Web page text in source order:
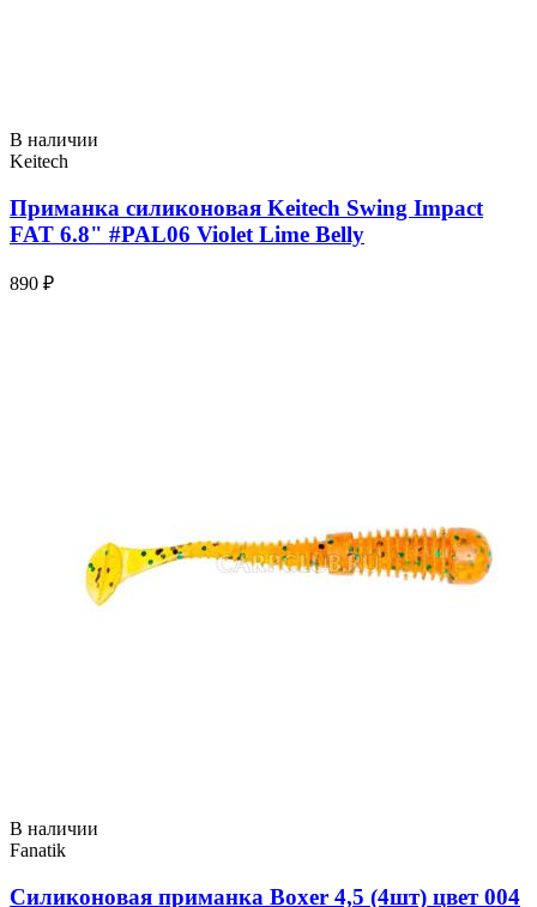
В наличии
Keitech
Приманка силиконовая Keitech Swing Impact
FAT 6.8" #PAL06 Violet Lime Belly
890 ₽
В наличии
Fanatik
Силиконовая приманка Boxer 4,5 (4шт) цвет 004